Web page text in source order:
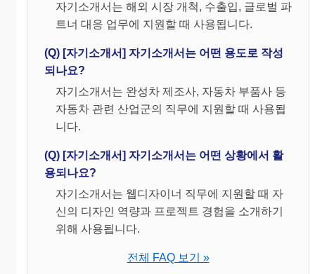
자기소개서는 해외 시장 개척, 수출입, 글로벌 파
트너 대응 업무에 지원할 때 사용됩니다.
(Q) [자기소개서] 자기소개서는 어떤 용도로 작성
되나요?
자기소개서는 완성차 제조사, 자동차 부품사 등
자동차 관련 산업군의 직무에 지원할 때 사용됩
니다.
(Q) [자기소개서] 자기소개서는 어떤 상황에서 활
용되나요?
자기소개서는 웹디자이너 직무에 지원할 때 자
신의 디자인 역량과 프로젝트 경험을 소개하기
위해 사용됩니다.
전체 FAQ 보기 »